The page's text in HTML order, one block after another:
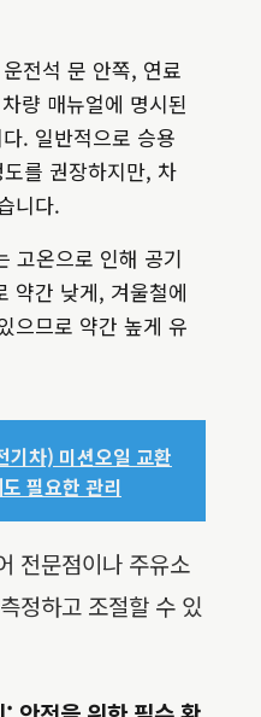
전석 문 안쪽, 연료
량 매뉴얼에 명시된
. 일반적으로 승용
를 권장하지만, 차
니다.
고온으로 인해 공기
약간 낮게, 겨울철에
으므로 약간 높게 유
차) 미션오일 교환
필요한 관리
전문점이나 주유소
정하고 조절할 수 있